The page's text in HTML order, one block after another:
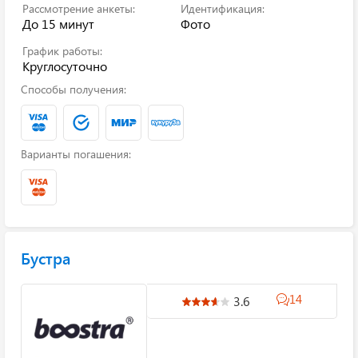
Рассмотрение анкеты:
До 15 минут
Идентификация:
Фото
График работы:
Круглосуточно
Способы получения:
Варианты погашения:
Бустра
3.6 14